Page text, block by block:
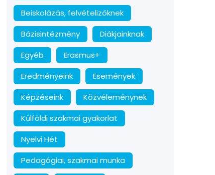
Beiskolázás, felvételizőknek
Bázisintézmény
Diákjainknak
Egyéb
Erasmus+
Eredményeink
Események
Képzéseink
Közvéleménynek
Külföldi szakmai gyakorlat
Nyelvi Hét
Pedagógiai, szakmai munka